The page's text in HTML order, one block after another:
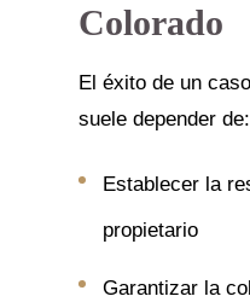
Colorado
El éxito de un
suele depender de:
Establecer la
propietario
Garantizar la